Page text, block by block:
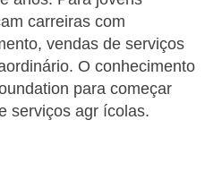
carreiras com
vendas de serviços
O conhecimento
para começar
serviços agr ícolas.